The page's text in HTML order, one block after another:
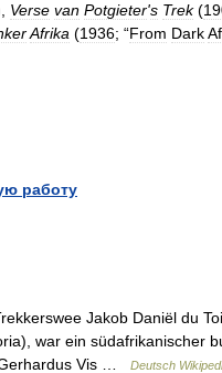
Verse van Potgieter's Trek(
Afrika (1936; “From Dark
работу
Jakob Daniël du
war ein südafrikanischer
Gerhardus Vis …
Deutsch